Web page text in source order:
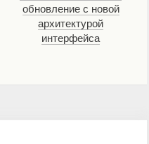
обновление с новой
архитектурой
интерфейса